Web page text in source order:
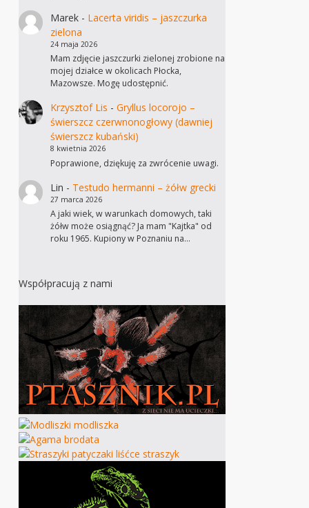
Marek- Lacerta viridis – jaszczurka
zielona
24 maja 2026
Mam zdjęcie jaszczurki zielonej zrobione na
mojej działce w okolicach Płocka,
Mazowsze. Mogę udostępnić.
Krzysztof Lis - Gryllus locorojo –
świerszcz czerwnonogłowy (dawniej
świerszcz kubański)
8 kwietnia 2026
Poprawione, dziękuję za zwrócenie uwagi.
Lin - Testudo hermanni – żółw grecki
27 marca 2026
A jaki wiek, w warunkach domowych, taki
żółw może osiągnąć? Ja mam "Kajtka" od
roku 1965. Kupiony w Poznaniu na…
Współpracują z nami